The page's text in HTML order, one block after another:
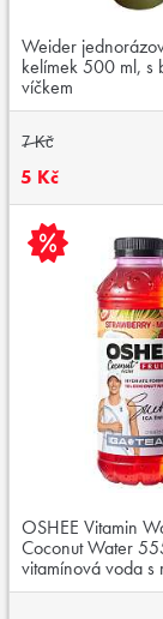
Weider
kelímek 500 ml, s
víčkem
7 Kč
5 Kč
OSHEE Vitamin
Coconut Water
vitamínová voda s
kokosovou vodou,